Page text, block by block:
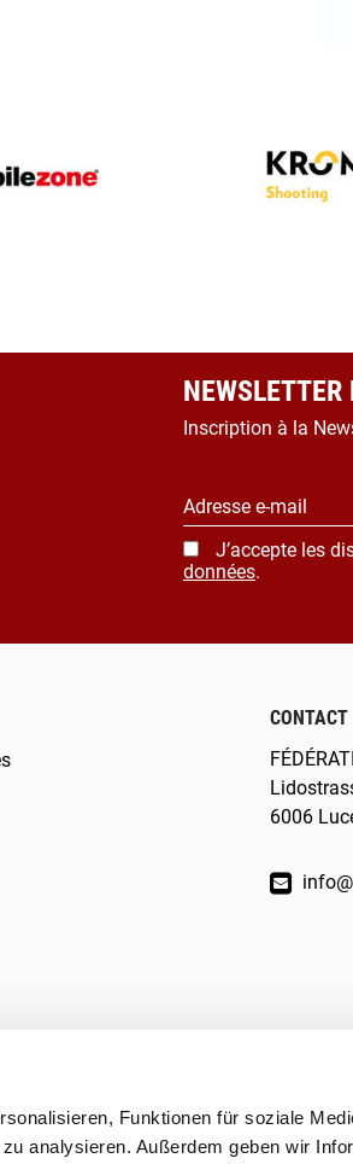
Funktionen für soziale
analysieren. Außerdem geben wir
NEWSLETTER
Inscription à la
Adresse e-mail
J’accepte les
données.
CONTACT
6006